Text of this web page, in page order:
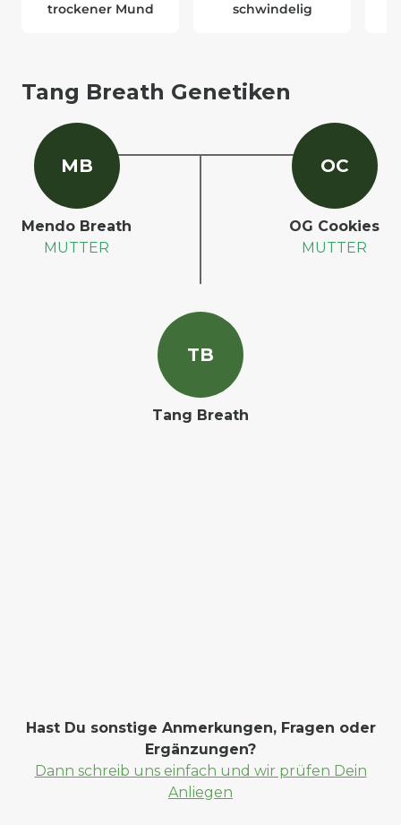
trockener Mund schwindelig
Tang Breath Genetiken
TB
Tang Breath
MB
Mendo Breath
MUTTER
OC
OG Cookies
MUTTER
Hast Du sonstige Anmerkungen, Fragen oder
Ergänzungen?
Dann schreib uns einfach und wir prüfen Dein
Anliegen